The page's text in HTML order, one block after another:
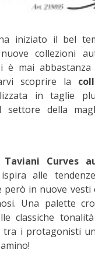
iniziato il bel
collezioni
è mai abbastanza
scoprire la
in taglie
settore della
Taviani Curves
alle
in nuove vesti
Una palette
classiche
tra i protagonisti